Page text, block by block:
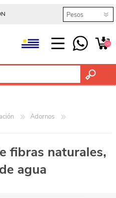
(0)
Adornos
fibras naturales,
agua